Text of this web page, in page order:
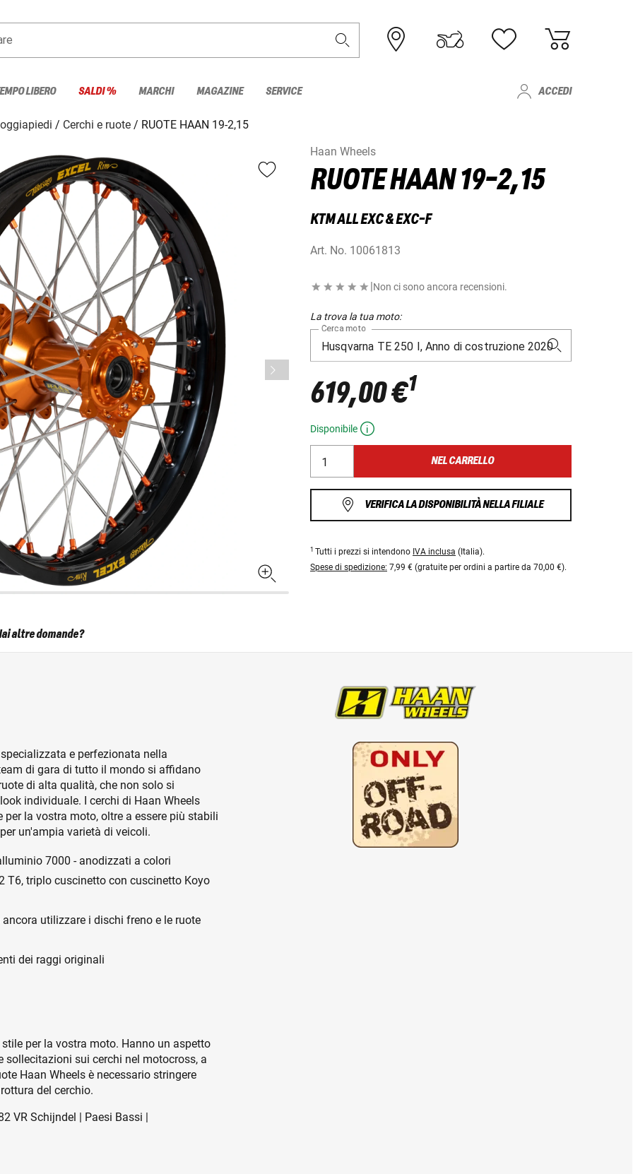
LIBERO SALDI % MARCHI MAGAZINE SERVICE ACCEDI
Cerchi e ruote
RUOTE HAAN 19-2,15
Haan Wheels
RUOTE HAAN 19-2,15
KTM ALL EXC & EXC-F
Art. No. 10061813
|Non ci sono ancora recensioni.
La trova la tua moto:
Cerca moto
619,00 €1
Disponibile
NEL CARRELLO
VERIFICA LA DISPONIBILITÀ NELLA FILIALE
1 Tutti i prezzi si intendono IVA inclusa (Italia).
Spese di spedizione: 7,99 € (gratuite per ordini a partire da 70,00 €).
e perfezionata nella
di gara di tutto il mondo si affidano
di alta qualità, che non solo si
individuale. I cerchi di Haan Wheels
la vostra moto, oltre a essere più stabili
un'ampia varietà di veicoli.
7000 - anodizzati a colori
T6, triplo cuscinetto con cuscinetto Koyo
utilizzare i dischi freno e le ruote
dei raggi originali
per la vostra moto. Hanno un aspetto
sollecitazioni sui cerchi nel motocross, a
Haan Wheels è necessario stringere
del cerchio.
VR Schijndel | Paesi Bassi |
altre domande?